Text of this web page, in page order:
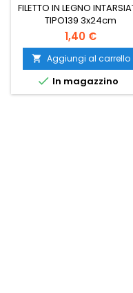
FILETTO IN LEGNO
TIPO139 3x24cm
1,40 €
 Aggiungi al carrello
 In magazzino